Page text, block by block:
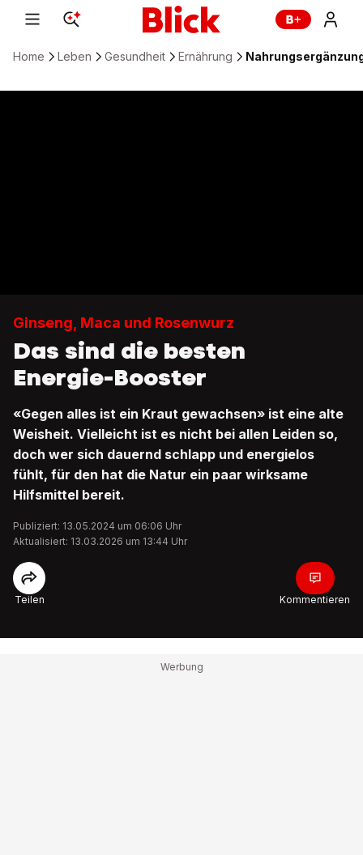
Home Leben Gesundheit Ernährung
Ginseng, Maca und Rosenwurz
Das sind die besten
Energie-Booster
«Gegen alles ist ein Kraut gewachsen» ist eine alte
Weisheit. Vielleicht ist es nicht bei allen Leiden so,
doch wer sich dauernd schlapp und energielos
fühlt, für den hat die Natur ein paar wirksame
Hilfsmittel bereit.
Publiziert: 13.05.2024 um 06:06 Uhr
Aktualisiert: 13.03.2026 um 13:44 Uhr
Teilen Kommentieren